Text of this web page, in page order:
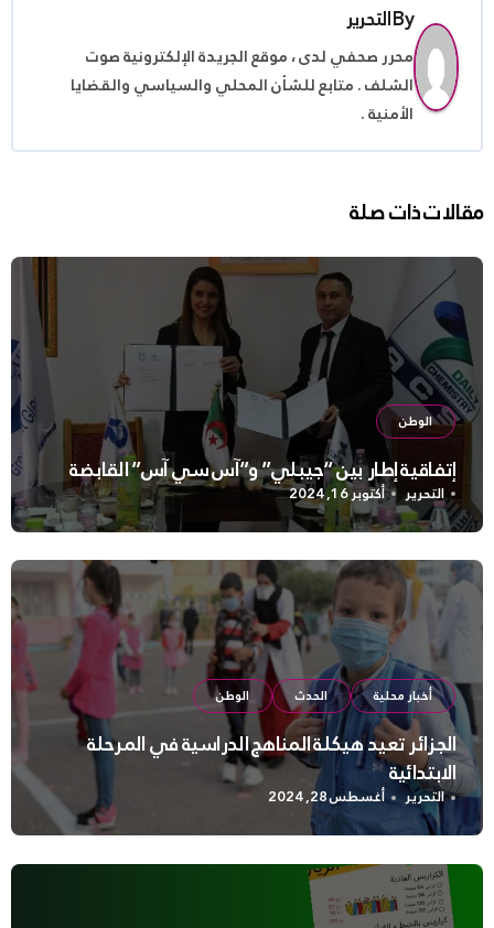
Byالتحرير
محرر صحفي لدى ، موقع الجريدة الإلكترونية صوت
الشلف . متابع للشأن المحلي والسياسي والقضايا
الأمنية .
مقالات ذات صلة
الوطن
إتفاقية إطار بين “جيبلي” و”آس سي آس” القابضة
التحرير أكتوبر 16, 2024
أخبار محلية الحدث الوطن
الجزائر تعيد هيكلة المناهج الدراسية في المرحلة
الابتدائية
التحرير أغسطس 28, 2024